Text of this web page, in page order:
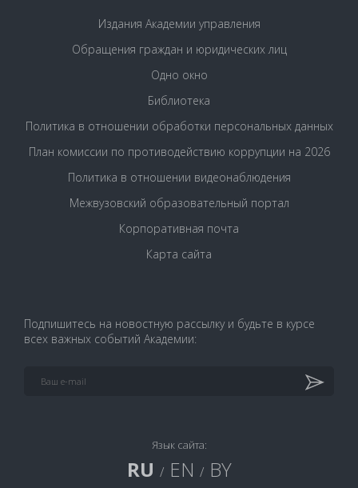
Издания Академии управления
Обращения граждан и юридических лиц
Одно окно
Библиотека
Политика в отношении обработки персональных данных
План комиссии по противодействию коррупции на 2026
Политика в отношении видеонаблюдения
Межвузовский образовательный портал
Корпоративная почта
Карта сайта
Подпишитесь на новостную рассылку и будьте в курсе
всех важных событий Академии:
Язык сайта:
RU / EN / BY